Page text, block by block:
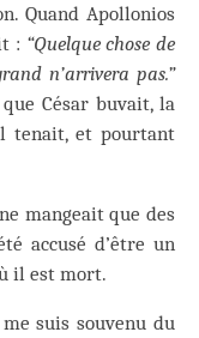
Quand Apollonios
: “Quelque chose de
n’arrivera pas.”
César buvait, la
tenait, et pourtant
mangeait que des
accusé d’être un
il est mort.
suis souvenu du